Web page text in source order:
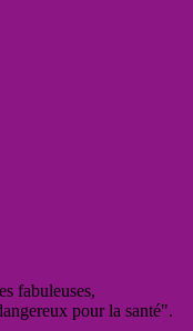
fabuleuses,
pour la santé".